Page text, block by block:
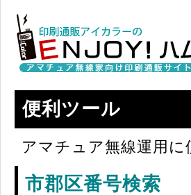
便利ツール
アマチュア無線運用
市郡区番号検索